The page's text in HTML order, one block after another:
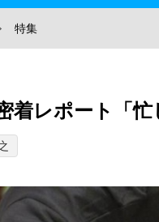
特集
着レポート「